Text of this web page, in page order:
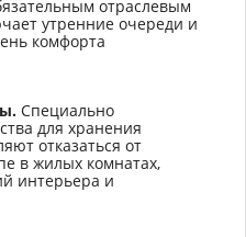
отраслевым
утренние очереди и
комфорта
Специально
для хранения
отказаться от
в жилых комнатах,
интерьера и